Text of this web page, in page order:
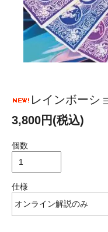
レインボーシ
3,800円(税込)
個数
仕様